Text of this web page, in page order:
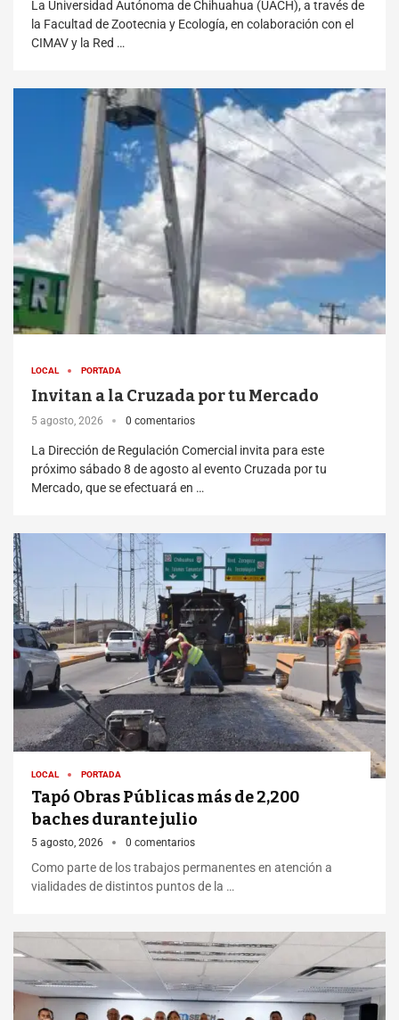
La Universidad Autónoma de Chihuahua (UACH), a través de
la Facultad de Zootecnia y Ecología, en colaboración con el
CIMAV y la Red …
LOCAL PORTADA
Invitan a la Cruzada por tu Mercado
5 agosto, 2026 0 comentarios
La Dirección de Regulación Comercial invita para este
próximo sábado 8 de agosto al evento Cruzada por tu
Mercado, que se efectuará en …
LOCAL PORTADA
Tapó Obras Públicas más de 2,200
baches durante julio
5 agosto, 2026 0 comentarios
Como parte de los trabajos permanentes en atención a
vialidades de distintos puntos de la …